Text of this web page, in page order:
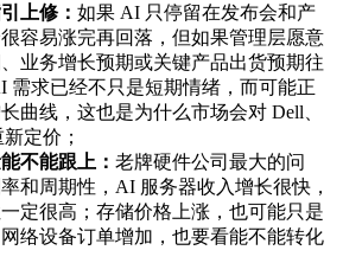
上修： 如果 AI 只停留在发布会和产
容易涨完再回落，但如果管理层愿意
业务增长预期或关键产品出货预期往
需求已经不只是短期情绪，而可能正
曲线，这也是为什么市场会对 Dell、
定价；
不能跟上： 老牌硬件公司最大的问
和周期性，AI 服务器收入增长很快，
定很高；存储价格上涨，也可能只是
络设备订单增加，也要看能不能转化